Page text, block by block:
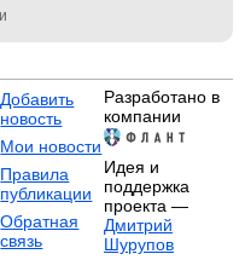
Добавить
новость
Мои новости
Правила
публикации
Обратная
связь
Разработано в
компании
Идея и
поддержка
проекта —
Дмитрий
Шурупов